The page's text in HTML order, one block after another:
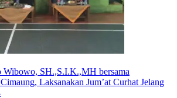
SH.,S.I.K.,MH bersama
Laksanakan Jum’at Curhat Jelang